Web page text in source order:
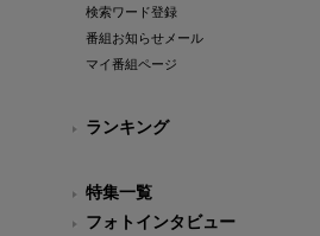
検索ワード登録
番組お知らせメール
マイ番組ページ
ランキング
特集一覧
フォトインタビュー